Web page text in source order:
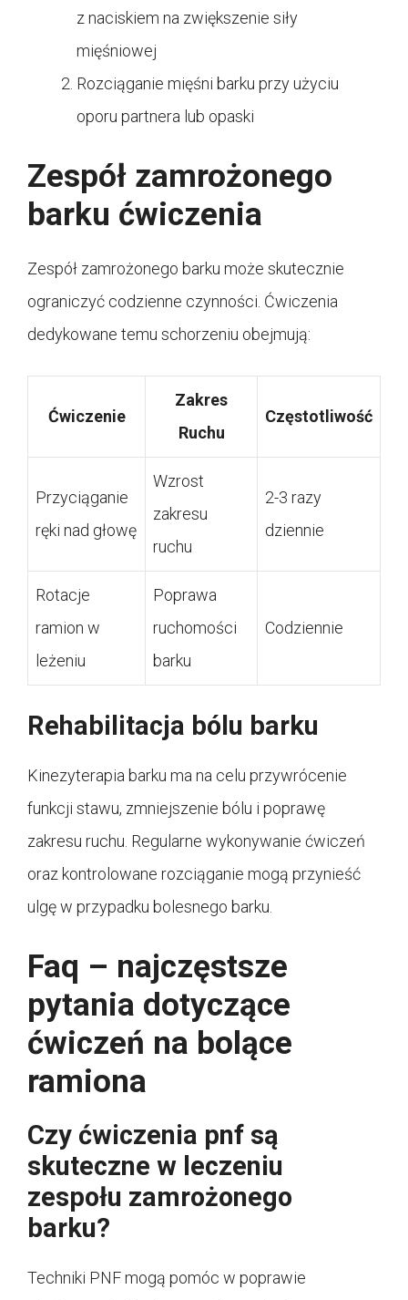
z naciskiem na zwiększenie siły
mięśniowej
Rozciąganie mięśni barku przy użyciu
oporu partnera lub opaski
Zespół zamrożonego
barku ćwiczenia
Zespół zamrożonego barku może skutecznie
ograniczyć codzienne czynności. Ćwiczenia
dedykowane temu schorzeniu obejmują:
Ćwiczenie
Zakres
Ruchu
Częstotliwość
Przyciąganie
ręki nad głowę
Wzrost
zakresu
ruchu
2-3 razy
dziennie
Rotacje
ramion w
leżeniu
Poprawa
ruchomości
barku
Codziennie
Rehabilitacja bólu barku
Kinezyterapia barku ma na celu przywrócenie
funkcji stawu, zmniejszenie bólu i poprawę
zakresu ruchu. Regularne wykonywanie ćwiczeń
oraz kontrolowane rozciąganie mogą przynieść
ulgę w przypadku bolesnego barku.
Faq – najczęstsze
pytania dotyczące
ćwiczeń na bolące
ramiona
Czy ćwiczenia pnf są
skuteczne w leczeniu
zespołu zamrożonego
barku?
Techniki PNF mogą pomóc w poprawie